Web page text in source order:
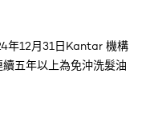
年12月31日Kantar 機構
五年以上為免沖洗髮油